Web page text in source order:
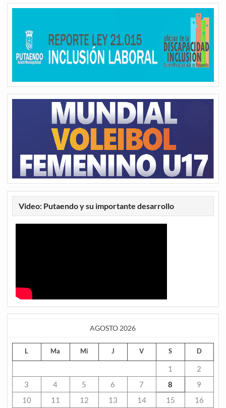
Video: Putaendo y su importante desarrollo
AGOSTO 2026
L Ma Mi J V S D
1
2
3
4 5 6 7 8
9
10
11 12 13 14 15 16